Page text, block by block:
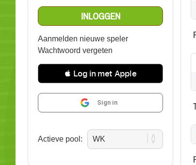
Aanmelden nieuwe speler
Wachtwoord vergeten
 Log in met Apple
Sign in
Actieve pool: